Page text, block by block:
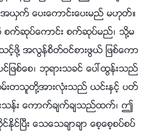
က္ ေပးေကာင္းေပးမည္ မဟုတ္။
က္ဆုပ္ေကာင္း စက္ဆုပ္မည္၊ သို႔မ
႔ အလြန္စိတ္ဝင္စားဖြယ္ ျဖစ္ေကာ
ျဖစ္ေစ၊ ဘုရားသခင္ ေပၚထြန္းသည္
သူတို႔အားလုံးသည္ ယင္းႏွင့္ ပတ္
သန္း ေကာက္ခ်က္ခ်သည္ထက္၊ ဤ
င္ၿပီး ေသေသခ်ာခ်ာ ေစ့ေစ့စပ္စပ္